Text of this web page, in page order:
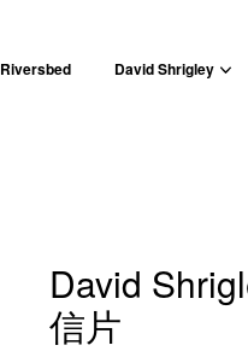
Riversbed David Shrigley
David
信片